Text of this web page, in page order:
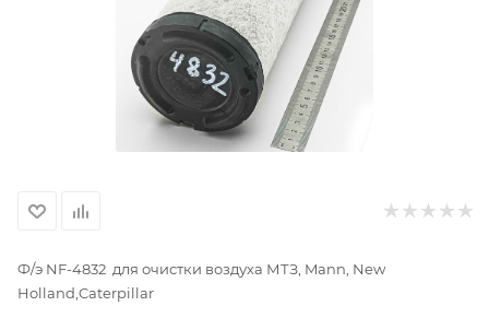
Ф/э NF-4832 для очистки воздуха МТЗ, Mann, New
Holland,Caterpillar